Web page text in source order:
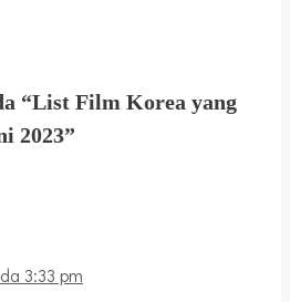
“List Film Korea yang
2023”
3:33 pm